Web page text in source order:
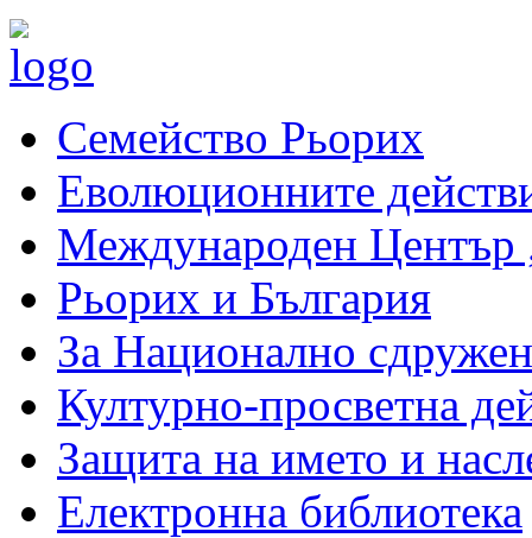
Семейство Рьорих
Еволюционните
Международен Център
Рьорих и България
За Национално
Културно-просветна
Защита на името и
Електронна библиотека